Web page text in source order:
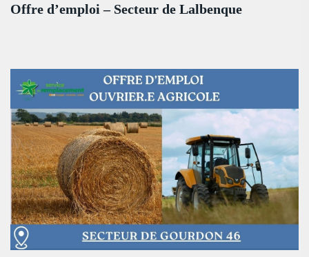
Offre d’emploi – Secteur de Lalbenque